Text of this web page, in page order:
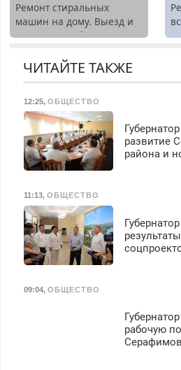
Ремонт стиральных
машин на дому. Выезд и
диагностика бесплатно.
ЧИТАЙТЕ ТАКЖЕ
12:25, ОБЩЕСТВО
развитие
района и
11:13, ОБЩЕСТВО
09:04, ОБЩЕСТВО
рабочую